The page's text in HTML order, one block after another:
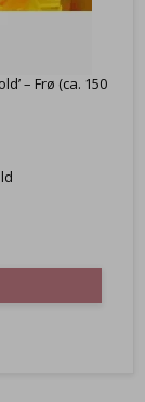
– Frø (ca. 150